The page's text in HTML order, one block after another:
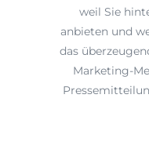
weil Sie
anbieten und
das
Marketing-